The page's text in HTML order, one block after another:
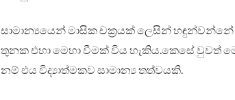
සාමාන්‍යයෙන් මාසික චක්‍රයක් ලෙසින් හඳුන්වන්නේ
තුනක එහා මෙහා වීමක් විය හැකිය.කෙසේ වුවත්
නම් එය විද්‍යාත්මකව සාමාන්‍ය තත්වයකි.